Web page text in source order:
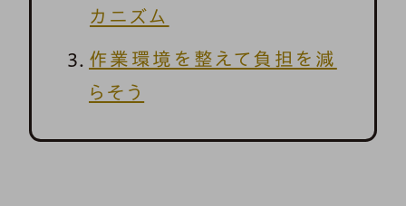
カニズム
作業環境を整えて負担を減
らそう